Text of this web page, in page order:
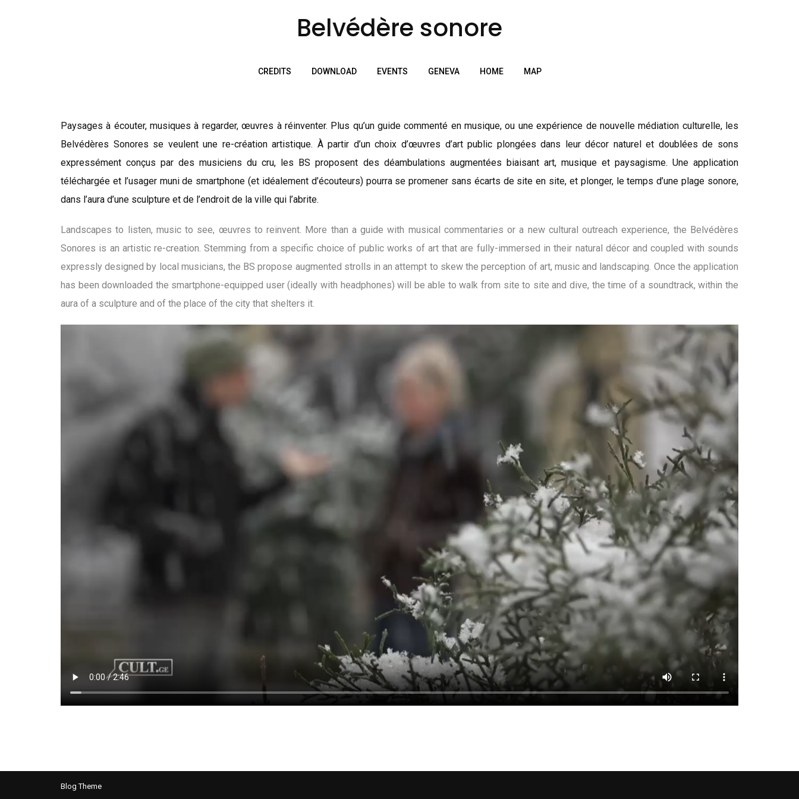
Belvédère sonore
CREDITS DOWNLOAD EVENTS GENEVA HOME MAP
Paysages à écouter, musiques à regarder, œuvres à réinventer. Plus qu’un guide commenté en musique, ou une expérience de nouvelle médiation culturelle, les
Belvédères Sonores se veulent une re-création artistique. À partir d’un choix d’œuvres d’art public plongées dans leur décor naturel et doublées de sons
expressément conçus par des musiciens du cru, les BS proposent des déambulations augmentées biaisant art, musique et paysagisme. Une application
téléchargée et l’usager muni de smartphone (et idéalement d’écouteurs) pourra se promener sans écarts de site en site, et plonger, le temps d’une plage sonore,
dans l’aura d’une sculpture et de l’endroit de la ville qui l’abrite.
Landscapes to listen, music to see, œuvres to reinvent. More than a guide with musical commentaries or a new cultural outreach experience, the Belvédères
Sonores is an artistic re-creation. Stemming from a specific choice of public works of art that are fully-immersed in their natural décor and coupled with sounds
expressly designed by local musicians, the BS propose augmented strolls in an attempt to skew the perception of art, music and landscaping. Once the application
has been downloaded the smartphone-equipped user (ideally with headphones) will be able to walk from site to site and dive, the time of a soundtrack, within the
aura of a sculpture and of the place of the city that shelters it.
Blog Theme